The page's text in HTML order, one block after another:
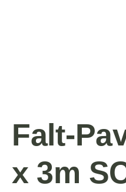
Falt-
x 3m